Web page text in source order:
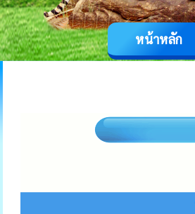
หน้าหลัก